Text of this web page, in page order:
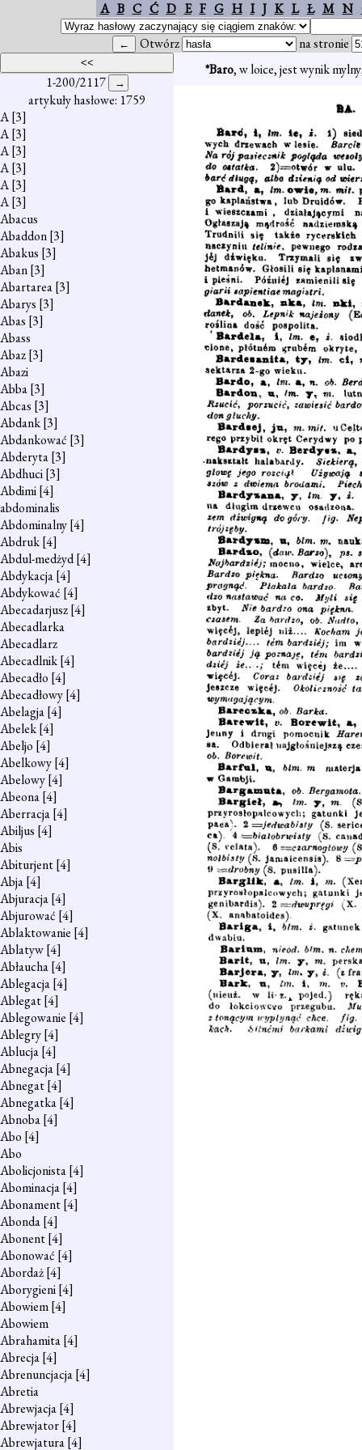
A B C Ć D E F G H I J K L Ł M N
Otwórz na stronie
1-200/2117
artykuły hasłowe: 1759
A[3]
A[3]
A[3]
A[3]
A[3]
A[3]
Abacus
Abaddon[3]
Abakus [3]
Aban[3]
Abartarea[3]
Abarys [3]
Abas [3]
Abass
Abaz[3]
Abazi
Abba[3]
Abcas [3]
Abdank[3]
Abdankować [3]
Abderyta[3]
Abdhuci[3]
Abdimi[4]
abdominalis
Abdominalny[4]
Abdruk[4]
Abdul-medżyd[4]
Abdykacja[4]
Abdykować [4]
Abecadarjusz[4]
Abecadlarka
Abecadlarz
Abecadlnik[4]
Abecadło [4]
Abecadłowy[4]
Abelagja[4]
Abelek[4]
Abeljo [4]
Abelkowy[4]
Abelowy[4]
Abeona[4]
Aberracja[4]
Abiljus [4]
Abis
Abiturjent[4]
Abja[4]
Abjuracja[4]
Abjurować [4]
Ablaktowanie [4]
Ablatyw[4]
Abłaucha[4]
Ablegacja[4]
Ablegat[4]
Ablegowanie [4]
Ablegry[4]
Ablucja[4]
Abnegacja[4]
Abnegat[4]
Abnegatka[4]
Abnoba[4]
Abo [4]
Abo
Abolicjonista[4]
Abominacja[4]
Abonament[4]
Abonda[4]
Abonent[4]
Abonować [4]
Abordaż[4]
Aborygieni[4]
Abowiem[4]
Abowiem
Abrahamita[4]
Abrecja[4]
Abrenuncjacja[4]
Abretia
Abrewjacja[4]
Abrewjator[4]
Abrewjatura[4]
*Baro, w loice, jest wynik